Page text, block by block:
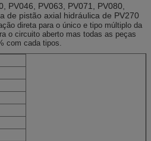
PV046, PV063, PV071, PV080,
de pistão axial hidráulica de PV270
direta para o único e tipo múltiplo da
o circuito aberto mas todas as peças
com cada tipos.